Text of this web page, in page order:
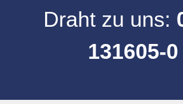
Draht zu uns:
131605-0